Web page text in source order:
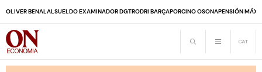
OLIVER BENALALSUELDO EXAMINADOR DGTRODRI BARÇAPORCINO OSONAPENSIÓN